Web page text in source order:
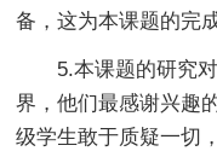
备，这为本课题的完
5.本课题的研究对
界，他们最感谢兴趣
级学生敢于质疑一切